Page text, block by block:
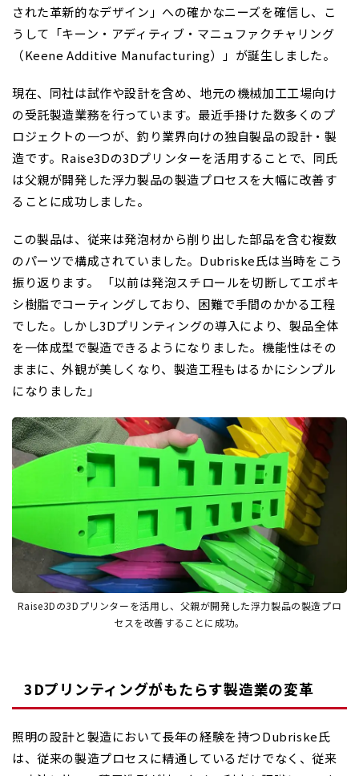
された革新的なデザイン」への確かなニーズを確信し、こ
うして「キーン・アディティブ・マニュファクチャリング
（Keene Additive Manufacturing）」が誕生しました。
現在、同社は試作や設計を含め、地元の機械加工工場向け
の受託製造業務を行っています。最近手掛けた数多くのプ
ロジェクトの一つが、釣り業界向けの独自製品の設計・製
造です。Raise3Dの3Dプリンターを活用することで、同氏
は父親が開発した浮力製品の製造プロセスを大幅に改善す
ることに成功しました。
この製品は、従来は発泡材から削り出した部品を含む複数
のパーツで構成されていました。Dubriske氏は当時をこう
振り返ります。 「以前は発泡スチロールを切断してエポキ
シ樹脂でコーティングしており、困難で手間のかかる工程
でした。しかし3Dプリンティングの導入により、製品全体
を一体成型で製造できるようになりました。機能性はその
ままに、外観が美しくなり、製造工程もはるかにシンプル
になりました」
Raise3Dの3Dプリンターを活用し、父親が開発した浮力製品の製造プロ
セスを改善することに成功。
3Dプリンティングがもたらす製造業の変革
照明の設計と製造において長年の経験を持つDubriske氏
は、従来の製造プロセスに精通しているだけでなく、従来